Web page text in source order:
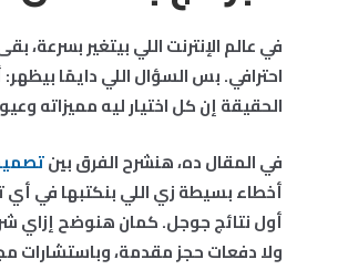
في عالم الإنترنت اللي بيتغير
احترافي. بس السؤال اللي دايمًا
الحقيقة إن كل اختيار ليه مميزاته
في المقال ده، هنشرح الفرق بين
أخطاء بسيطة زي اللي بنكتبها في
أول نتائج جوجل. كمان هنوضح إزاي
ولا دفعات حجز مقدمة، وباستشارات